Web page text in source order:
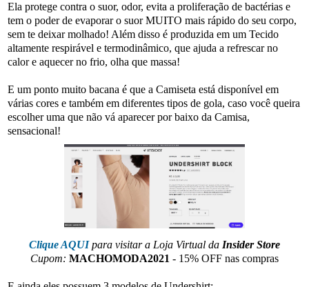
Ela protege contra o suor, odor, evita a proliferação de bactérias e
tem o poder de evaporar o suor MUITO mais rápido do seu corpo,
sem te deixar molhado! Além disso é produzida em um Tecido
altamente respirável e termodinâmico, que ajuda a refrescar no
calor e aquecer no frio, olha que massa!
E um ponto muito bacana é que a Camiseta está disponível em
várias cores e também em diferentes tipos de gola, caso você queira
escolher uma que não vá aparecer por baixo da Camisa,
sensacional!
Clique AQUIpara visitar a Loja Virtual da Insider Store
Cupom: MACHOMODA2021 - 15% OFF nas compras